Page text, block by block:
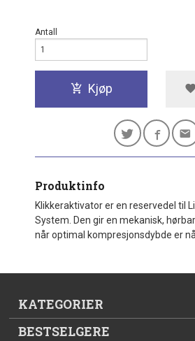
Antall
Kjøp
Produktinfo
Klikkeraktivator er en reservedel til
System. Den gir en mekanisk,
når optimal kompresjonsdybde er
KATEGORIER
BESTSELGERE